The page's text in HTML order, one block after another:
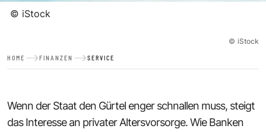
© iStock
© iStock
HOME FINANZEN SERVICE
Wenn der Staat den Gürtel enger schnallen muss, steigt
das Interesse an privater Altersvorsorge. Wie Banken